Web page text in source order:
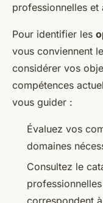
professionnelles et
Pour identifier les
vous conviennent
considérer vos
compétences
vous guider :
Évaluez vos
domaines
Consultez le